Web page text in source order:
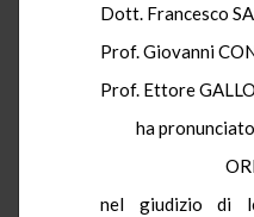
Dott. Francesco
Prof. Giovanni
Prof. Ettore
ha pronunciato
nel giudizio di